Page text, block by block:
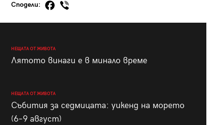
Сподели:
НЕЩАТА ОТ ЖИВОТА
Лятото винаги е в минало време
НЕЩАТА ОТ ЖИВОТА
Събития за седмицата: уикенд на морето
(6–9 август)